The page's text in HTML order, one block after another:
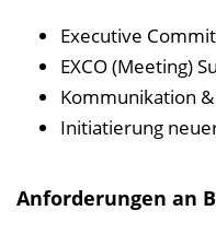
Executive
EXCO (Meeting)
Kommunikation
Initiatierung
Anforderungen an